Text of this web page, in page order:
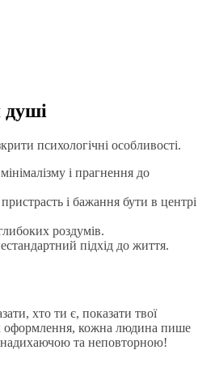
душі
психологічні особливості.
і прагнення до
і бажання бути в центрі
роздумів.
підхід до життя.
хто ти є, показати твої
оформлення, кожна людина пише
надихаючою та неповторною!